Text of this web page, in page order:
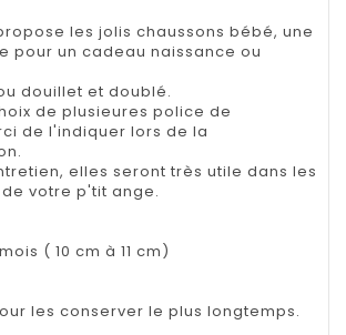
les jolis chaussons bébé, une
pour un cadeau naissance ou
douillet et doublé.
de plusieures police de
de l'indiquer lors de la
elles seront très utile dans les
votre p'tit ange.
( 10 cm à 11 cm)
les conserver le plus longtemps.